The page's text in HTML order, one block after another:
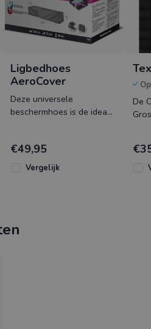
Ligbedhoes
AeroCover
Deze universele
beschermhoes is de ideale
ligbedden. Een luchtdoor
€49,95
Vergelijk
De